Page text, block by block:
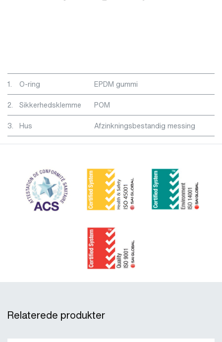
1. O-ring
EPDM gummi
2.
Sikkerhedsklemme
POM
3.
Hus Afzinkningsbestandig messing
Relaterede produkter